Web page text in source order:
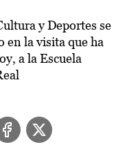
y Deportes se
en la visita que ha
a la Escuela